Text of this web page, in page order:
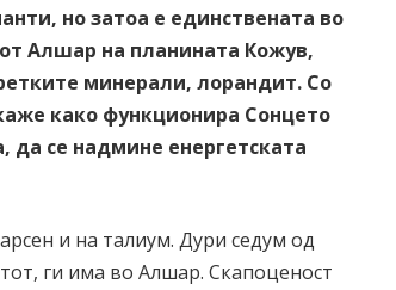
но затоа е единствената во
Алшар на планината Кожув,
минерали, лорандит. Со
како функционира Сонцето
да се надмине енергетската
и на талиум. Дури седум од
ги има во Алшар. Скапоценост